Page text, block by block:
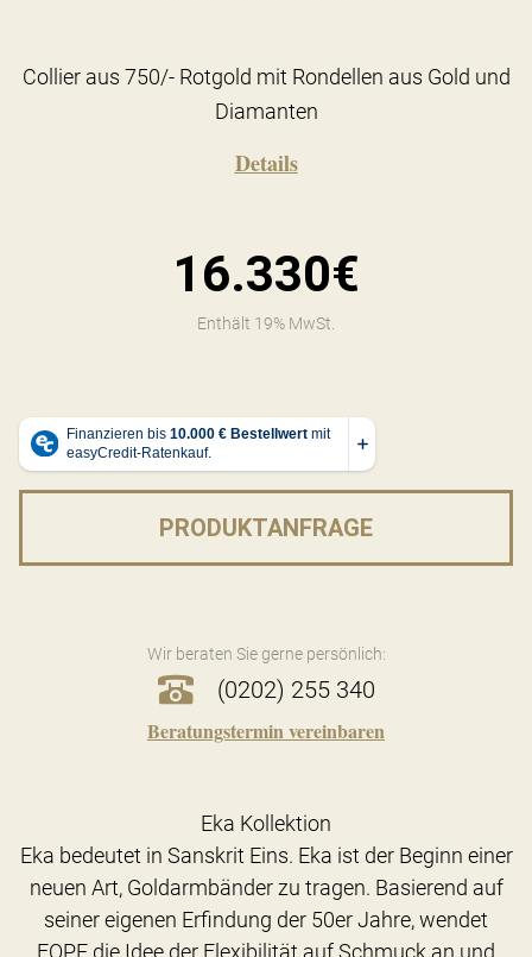
Collier aus 750/- Rotgold mit Rondellen aus Gold und
Diamanten
Details
16.330€
Enthält 19% MwSt.
PRODUKTANFRAGE
Wir beraten Sie gerne persönlich:
(0202) 255 340
Beratungstermin vereinbaren
Eka Kollektion
Eka bedeutet in Sanskrit Eins. Eka ist der Beginn einer
neuen Art, Goldarmbänder zu tragen. Basierend auf
seiner eigenen Erfindung der 50er Jahre, wendet
FOPE die Idee der Flexibilität auf Schmuck an und